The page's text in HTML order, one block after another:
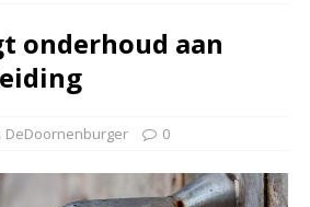
onderhoud aan
DeDoornenburger 0